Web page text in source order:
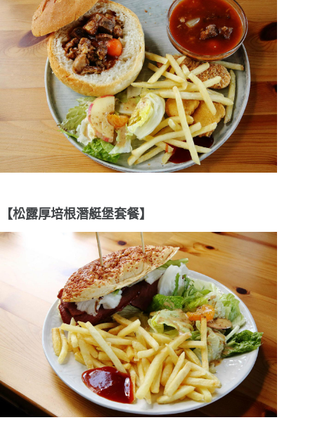
【松露厚培根潛艇堡套餐】